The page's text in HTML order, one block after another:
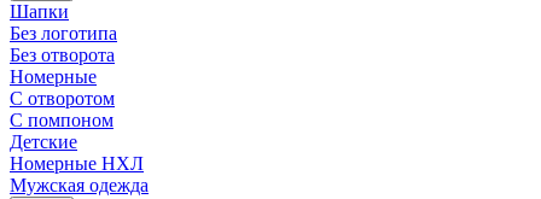
Шапки
Без логотипа
Без отворота
Номерные
С отворотом
С помпоном
Детские
Номерные НХЛ
Мужская одежда